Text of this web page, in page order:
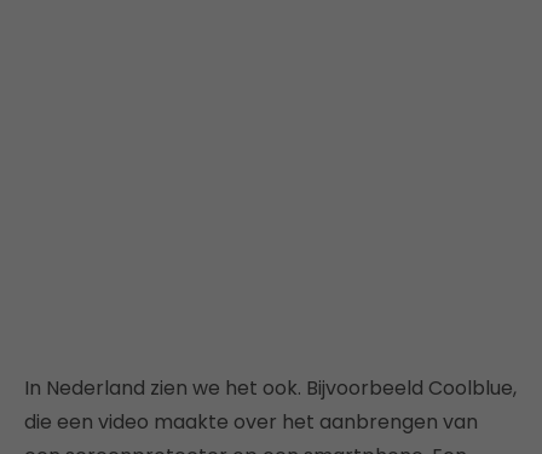
In Nederland zien we het ook. Bijvoorbeeld Coolblue,
die een video maakte over het aanbrengen van